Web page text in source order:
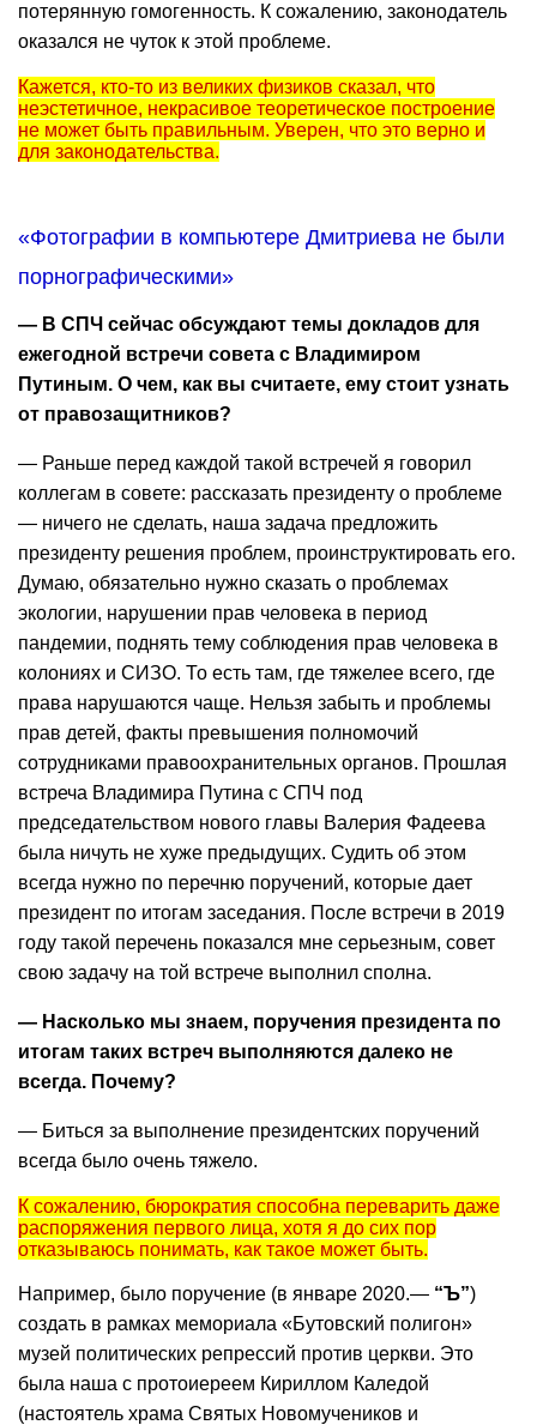
потерянную гомогенность. К сожалению, законодатель
оказался не чуток к этой проблеме.
Кажется, кто-то из великих физиков сказал, что
неэстетичное, некрасивое теоретическое построение
не может быть правильным. Уверен, что это верно и
для законодательства.
«Фотографии в компьютере Дмитриева не были
порнографическими»
— В СПЧ сейчас обсуждают темы докладов для
ежегодной встречи совета с Владимиром
Путиным. О чем, как вы считаете, ему стоит узнать
от правозащитников?
— Раньше перед каждой такой встречей я говорил
коллегам в совете: рассказать президенту о проблеме
— ничего не сделать, наша задача предложить
президенту решения проблем, проинструктировать его.
Думаю, обязательно нужно сказать о проблемах
экологии, нарушении прав человека в период
пандемии, поднять тему соблюдения прав человека в
колониях и СИЗО. То есть там, где тяжелее всего, где
права нарушаются чаще. Нельзя забыть и проблемы
прав детей, факты превышения полномочий
сотрудниками правоохранительных органов. Прошлая
встреча Владимира Путина с СПЧ под
председательством нового главы Валерия Фадеева
была ничуть не хуже предыдущих. Судить об этом
всегда нужно по перечню поручений, которые дает
президент по итогам заседания. После встречи в 2019
году такой перечень показался мне серьезным, совет
свою задачу на той встрече выполнил сполна.
— Насколько мы знаем, поручения президента по
итогам таких встреч выполняются далеко не
всегда. Почему?
— Биться за выполнение президентских поручений
всегда было очень тяжело.
К сожалению, бюрократия способна переварить даже
распоряжения первого лица, хотя я до сих пор
отказываюсь понимать, как такое может быть.
Например, было поручение (в январе 2020.— “Ъ”)
создать в рамках мемориала «Бутовский полигон»
музей политических репрессий против церкви. Это
была наша с протоиереем Кириллом Каледой
(настоятель храма Святых Новомучеников и